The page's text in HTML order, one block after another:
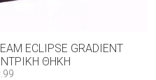
ECLIPSE GRADIENT
ΘΉΚΗ